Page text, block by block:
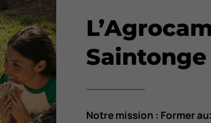
Saintonge
Notre mission : Former